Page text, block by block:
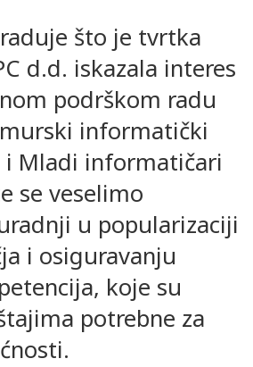
što je tvrtka
d.d. iskazala interes
podrškom radu
informatički
i Mladi informatičari
se veselimo
u popularizaciji
i osiguravanju
koje su
potrebne za